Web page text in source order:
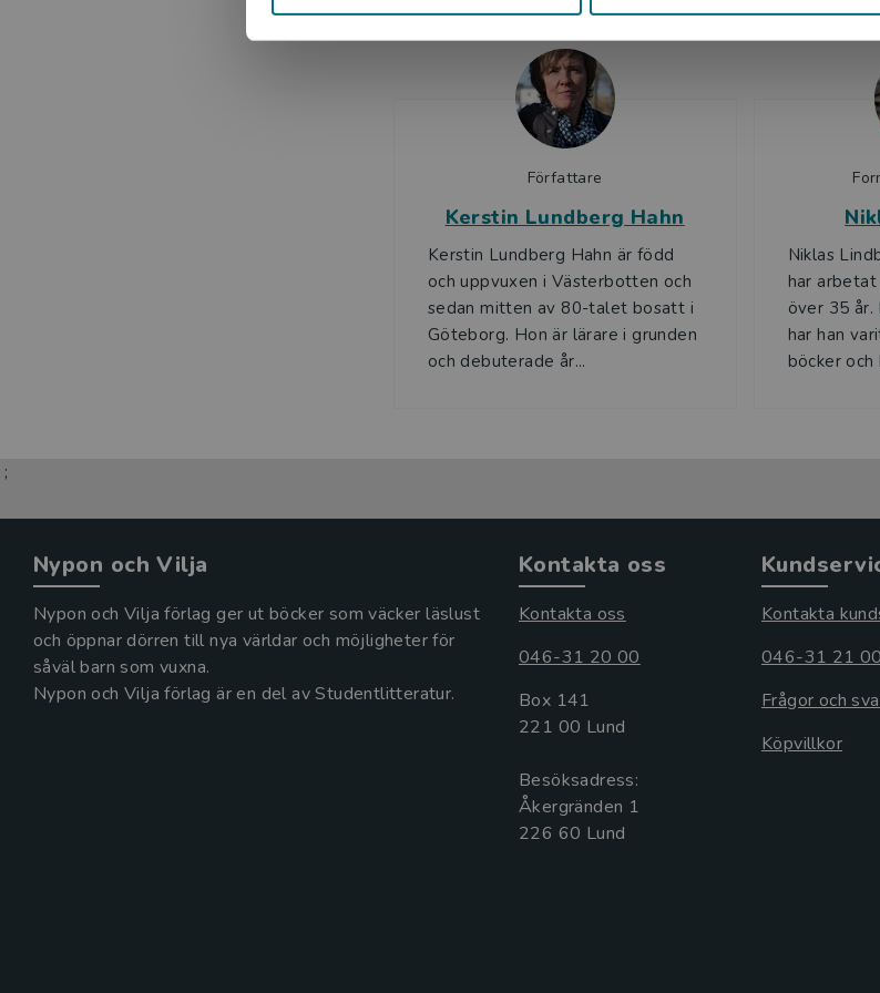
Författare
Kerstin Lundberg Hahn
Kerstin Lundberg Hahn är född
och uppvuxen i Västerbotten och
sedan mitten av 80-talet bosatt i
Göteborg. Hon är lärare i grunden
och debuterade år...
Niklas
har
över 35 år.
har han
böcker och
;
Nypon och Vilja
Nypon och Vilja förlag ger ut böcker som väcker läslust
och öppnar dörren till nya världar och möjligheter för
såväl barn som vuxna.
Nypon och Vilja förlag är en del av Studentlitteratur.
Kontakta oss
Kontakta oss
046-31 20 00
Box 141
221 00 Lund
Besöksadress:
Åkergränden 1
Kontakta
046-31 21 00
Frågor och
Köpvillkor